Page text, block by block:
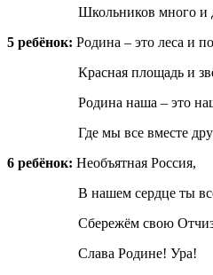
Школьников много и
5 ребёнок: Родина – это леса и
Красная площадь и
Родина наша – это наш
Где мы все вместе
6 ребёнок: Необъятная Россия,
В нашем сердце ты
Сбережём свою
Слава Родине! Ура!